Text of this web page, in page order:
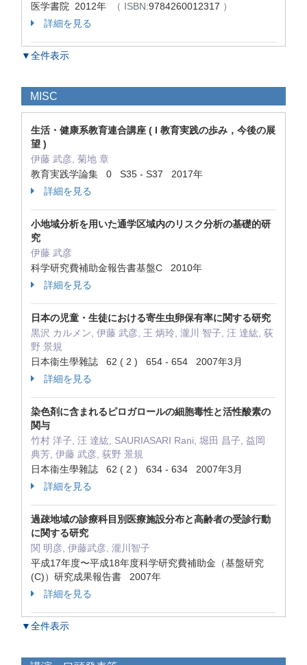
医学書院 2012年
（ ISBN:9784260012317 ）
詳細を見る
▼全件表示
MISC
生活・健康系教育連合講座 ( I 教育実践の歩み，今後の展
望 )
伊藤 武彦, 菊地 章
教育実践学論集 0 S35 - S37 2017年
詳細を見る
小地域分析を用いた通学区域内のリスク分析の基礎的研
究
伊藤 武彦
科学研究費補助金報告書基盤C 2010年
詳細を見る
日本の児童・生徒における寄生虫卵保有率に関する研究
黒沢 カルメン, 伊藤 武彦, 王 炳玲, 瀧川 智子, 汪 達紘, 荻
野 景規
日本衞生學雜誌 62 ( 2 ) 654 - 654 2007年3月
詳細を見る
染色剤に含まれるピロガロールの細胞毒性と活性酸素の
関与
竹村 洋子, 汪 達紘, SAURIASARI Rani, 堀田 昌子, 益岡
典芳, 伊藤 武彦, 荻野 景規
日本衞生學雜誌 62 ( 2 ) 634 - 634 2007年3月
詳細を見る
過疎地域の診療科目別医療施設分布と高齢者の受診行動
に関する研究
関 明彦, 伊藤武彦, 瀧川智子
平成17年度〜平成18年度科学研究費補助金（基盤研究
(C)）研究成果報告書 2007年
詳細を見る
▼全件表示